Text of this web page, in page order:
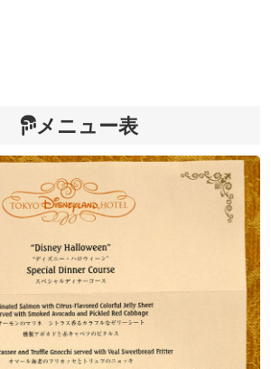
メニュー表